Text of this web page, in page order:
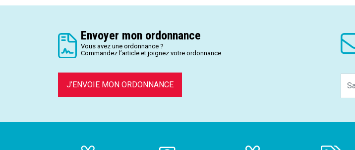
Envoyer mon ordonnance
Vous avez une ordonnance ?
Commandez l’article et joignez votre ordonnance.
J’ENVOIE MON ORDONNANCE